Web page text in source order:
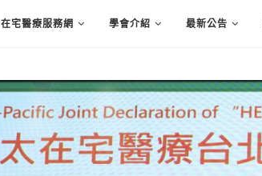
在宅醫療服務網 學會介紹 最新公告